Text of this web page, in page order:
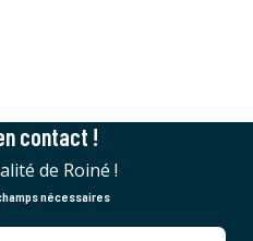
contact !
de Roiné !
nécessaires